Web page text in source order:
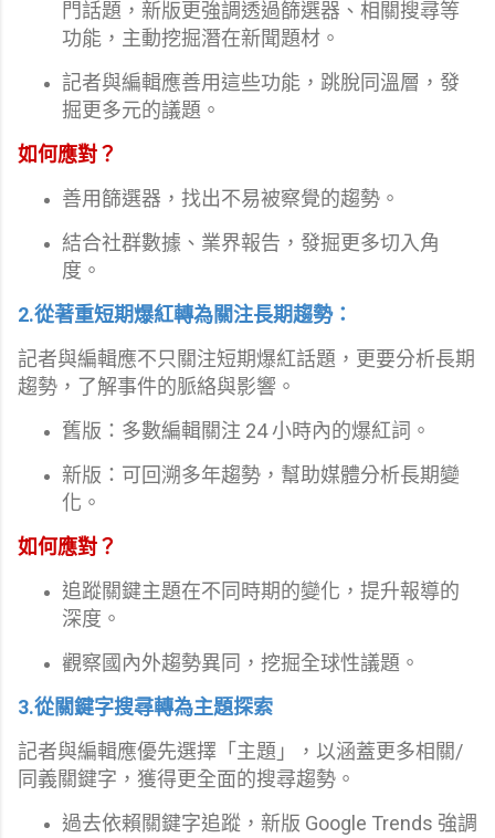
門話題，新版更強調透過篩選器、相關搜尋等
功能，主動挖掘潛在新聞題材。
記者與編輯應善用這些功能，跳脫同溫層，發
掘更多元的議題。
如何應對？
善用篩選器，找出不易被察覺的趨勢。
結合社群數據、業界報告，發掘更多切入角
度。
2.從著重短期爆紅轉為關注長期趨勢：
記者與編輯應不只關注短期爆紅話題，更要分析長期
趨勢，了解事件的脈絡與影響。
舊版：多數編輯關注 24 小時內的爆紅詞。
新版：可回溯多年趨勢，幫助媒體分析長期變
化。
如何應對？
追蹤關鍵主題在不同時期的變化，提升報導的
深度。
觀察國內外趨勢異同，挖掘全球性議題。
3.從關鍵字搜尋轉為主題探索
記者與編輯應優先選擇「主題」，以涵蓋更多相關/
同義關鍵字，獲得更全面的搜尋趨勢。
過去依賴關鍵字追蹤，新版 Google Trends 強調